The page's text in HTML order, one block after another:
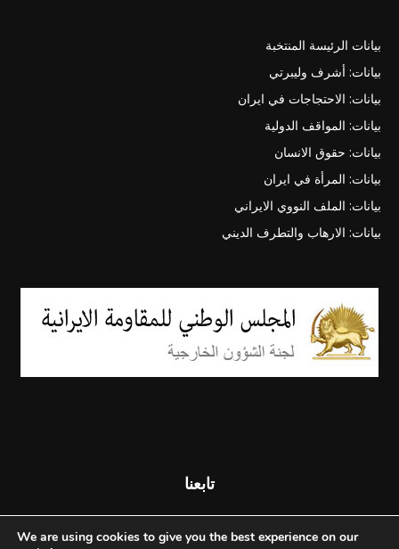
بيانات الرئيسة المنتخبة
بيانات: أشرف وليبرتي
بيانات: الاحتجاجات في ايران
بيانات: المواقف الدولية
بيانات: حقوق الانسان
بيانات: المرأة في ايران
بيانات: الملف النووي الايراني
بيانات: الارهاب والتطرف الديني
تابعنا
We are using cookies to give you the best experience on our